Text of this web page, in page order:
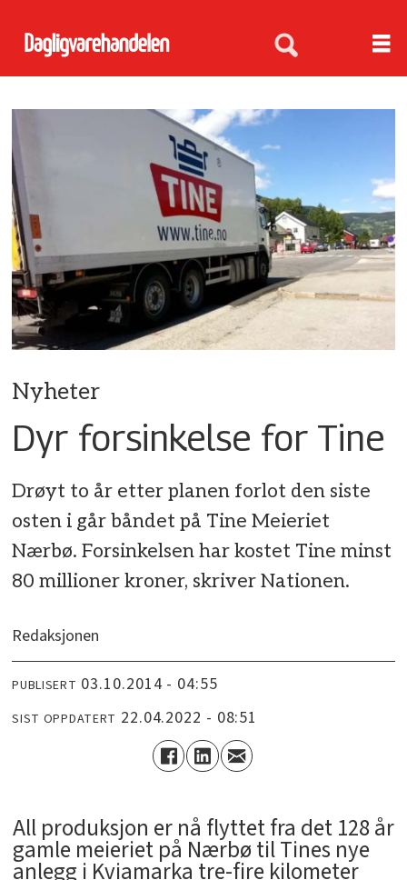
Nyheter
Dyr forsinkelse for Tine
Drøyt to år etter planen forlot den siste
osten i går båndet på Tine Meieriet
Nærbø. Forsinkelsen har kostet Tine minst
80 millioner kroner, skriver Nationen.
Redaksjonen
PUBLISERT 03.10.2014 - 04:55
SIST OPPDATERT 22.04.2022 - 08:51
All produksjon er nå flyttet fra det 128 år
gamle meieriet på Nærbø til Tines nye
anlegg i Kviamarka tre-fire kilometer